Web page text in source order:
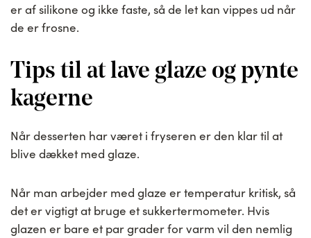
er af silikone og ikke faste, så de let kan vippes ud når
de er frosne.
Tips til at lave glaze og pynte
kagerne
Når desserten har været i fryseren er den klar til at
blive dækket med glaze.
Når man arbejder med glaze er temperatur kritisk, så
det er vigtigt at bruge et sukkertermometer. Hvis
glazen er bare et par grader for varm vil den nemlig